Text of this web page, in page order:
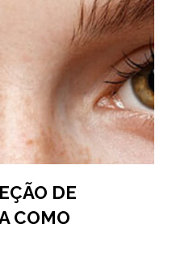
DE
COMO